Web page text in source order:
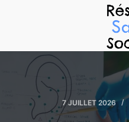
7 JUILLET 2026